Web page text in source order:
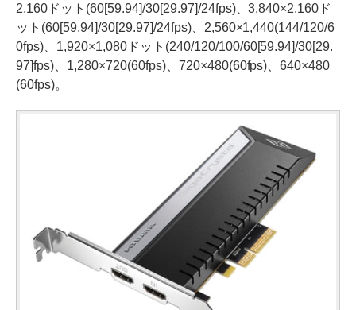
2,160ドット(60[59.94]/30[29.97]/24fps)、3,840×2,160ド
ット(60[59.94]/30[29.97]/24fps)、2,560×1,440(144/120/6
0fps)、1,920×1,080ドット(240/120/100/60[59.94]/30[29.
97]fps)、1,280×720(60fps)、720×480(60fps)、640×480
(60fps)。